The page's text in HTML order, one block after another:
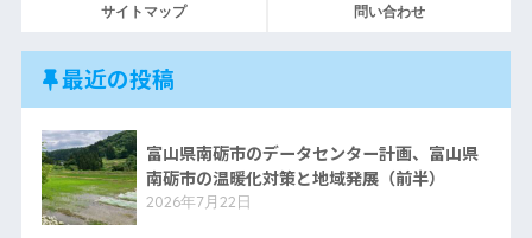
サイトマップ 問い合わせ
最近の投稿
富山県南砺市のデータセンター計画、富山県
南砺市の温暖化対策と地域発展（前半）
2026年7月22日